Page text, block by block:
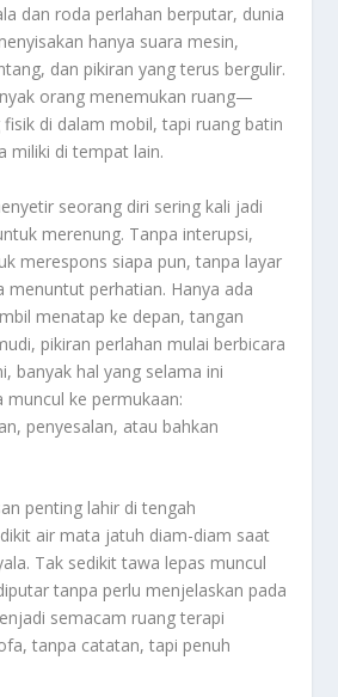
dan roda perlahan berputar, dunia
hanya suara mesin,
dan pikiran yang terus bergulir.
orang menemukan ruang—
di dalam mobil, tapi ruang batin
miliki di tempat lain.
seorang diri sering kali jadi
merenung. Tanpa interupsi,
merespons siapa pun, tanpa layar
menuntut perhatian. Hanya ada
menatap ke depan, tangan
pikiran perlahan mulai berbicara
banyak hal yang selama ini
muncul ke permukaan:
penyesalan, atau bahkan
penting lahir di tengah
air mata jatuh diam-diam saat
Tak sedikit tawa lepas muncul
tanpa perlu menjelaskan pada
semacam ruang terapi
tanpa catatan, tapi penuh